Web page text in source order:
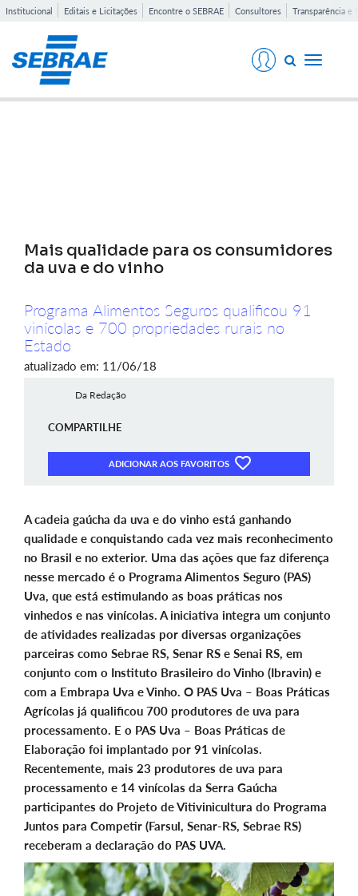
Institucional Editais e Licitações Encontre o SEBRAE Consultores Transparência e
Toggle
Mais qualidade para os consumidores
da uva e do vinho
Programa Alimentos Seguros qualificou 91
vinícolas e 700 propriedades rurais no
Estado
atualizado em: 11/06/18
Da Redação
COMPARTILHE
ADICIONAR AOS FAVORITOS
A cadeia gaúcha da uva e do vinho está ganhando
qualidade e conquistando cada vez mais reconhecimento
no Brasil e no exterior. Uma das ações que faz diferença
nesse mercado é o Programa Alimentos Seguro (PAS)
Uva, que está estimulando as boas práticas nos
vinhedos e nas vinícolas. A iniciativa integra um conjunto
de atividades realizadas por diversas organizações
parceiras como Sebrae RS, Senar RS e Senai RS, em
conjunto com o Instituto Brasileiro do Vinho (Ibravin) e
com a Embrapa Uva e Vinho. O PAS Uva – Boas Práticas
Agrícolas já qualificou 700 produtores de uva para
processamento. E o PAS Uva – Boas Práticas de
Elaboração foi implantado por 91 vinícolas.
Recentemente, mais 23 produtores de uva para
processamento e 14 vinícolas da Serra Gaúcha
participantes do Projeto de Vitivinicultura do Programa
Juntos para Competir (Farsul, Senar-RS, Sebrae RS)
receberam a declaração do PAS UVA.